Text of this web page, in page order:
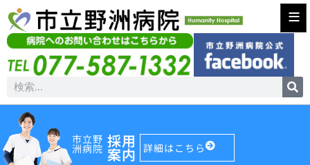
≡
市立野
洲病院 採用
案内 詳細はこちら